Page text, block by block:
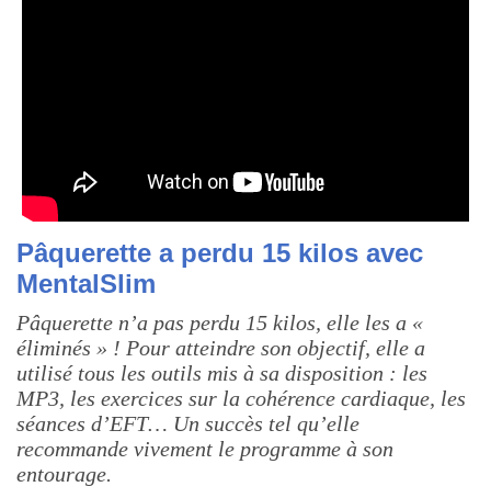
Pâquerette a perdu 15 kilos avec
MentalSlim
Pâquerette n’a pas perdu 15 kilos, elle les a «
éliminés » ! Pour atteindre son objectif, elle a
utilisé tous les outils mis à sa disposition : les
MP3, les exercices sur la cohérence cardiaque, les
séances d’EFT… Un succès tel qu’elle
recommande vivement le programme à son
entourage.